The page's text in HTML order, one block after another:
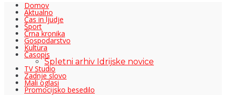
Domov
Aktualno
Čas in ljudje
Šport
Črna kronika
Gospodarstvo
Kultura
Časopis
Spletni arhiv Idrijske novice
TV Studio
Zadnje slovo
Mali oglasi
Promocijsko besedilo